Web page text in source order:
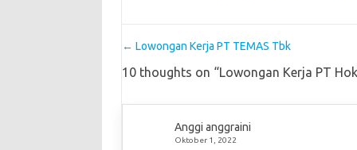
Post navigation
← Lowongan Kerja PT TEMAS Tbk
10 thoughts on “Lowongan Kerja PT
Anggi anggraini
Oktober 1, 2022